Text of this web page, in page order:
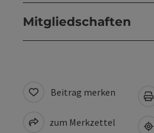
Mitgliedschaften
Beitrag merken
zum Merkzettel